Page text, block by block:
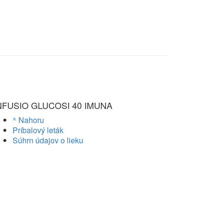
GLUCOSI 40 IMUNA
^ Nahoru
Príbalový leták
Súhrn údajov o lieku